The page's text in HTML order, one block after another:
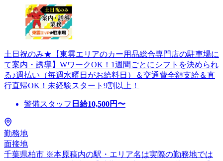
土日祝のみ★【東雲エリアのカー用品総合専門店の駐車場に
て案内・誘導】WワークOK！1週間ごとにシフトを決められ
る♪週払い（毎週水曜日がお給料日）＆交通費全額支給＆直
行直帰OK！未経験スタート9割以上！
警備スタッフ 日給10,500円〜
勤務地
面接地
千葉県柏市 ※本原稿内の駅・エリア名は実際の勤務地では